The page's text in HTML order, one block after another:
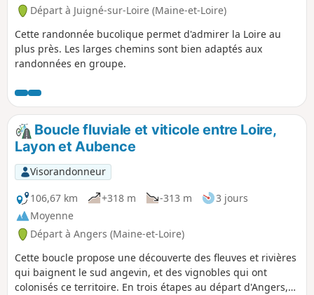
Départ à Juigné-sur-Loire (Maine-et-Loire)
Cette randonnée bucolique permet d'admirer la Loire au
plus près. Les larges chemins sont bien adaptés aux
randonnées en groupe.
Boucle fluviale et viticole entre Loire,
Layon et Aubence
Visorandonneur
106,67 km
+318 m -313 m
3 jours
Moyenne
Départ à Angers (Maine-et-Loire)
Cette boucle propose une découverte des fleuves et rivières
qui baignent le sud angevin, et des vignobles qui ont
colonisés ce territoire. En trois étapes au départ d'Angers,